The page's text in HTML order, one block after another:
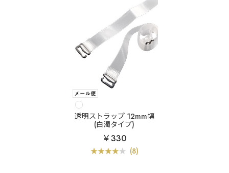
透明ストラップ 12mm幅
(白濁タイプ)
￥330
(8)